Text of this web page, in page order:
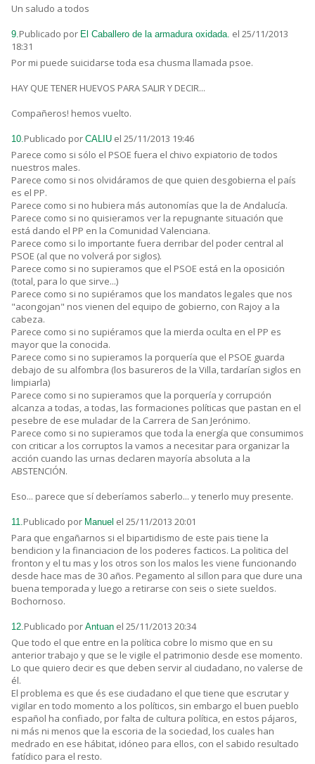
Un saludo a todos
9.Publicado por El Caballero de la armadura oxidada. el 25/11/2013
18:31
Por mi puede suicidarse toda esa chusma llamada psoe.
HAY QUE TENER HUEVOS PARA SALIR Y DECIR...
Compañeros! hemos vuelto.
10.Publicado por CALIU el 25/11/2013 19:46
Parece como si sólo el PSOE fuera el chivo expiatorio de todos
nuestros males.
Parece como si nos olvidáramos de que quien desgobierna el país
es el PP.
Parece como si no hubiera más autonomías que la de Andalucía.
Parece como si no quisieramos ver la repugnante situación que
está dando el PP en la Comunidad Valenciana.
Parece como si lo importante fuera derribar del poder central al
PSOE (al que no volverá por siglos).
Parece como si no supieramos que el PSOE está en la oposición
(total, para lo que sirve...)
Parece como si no supiéramos que los mandatos legales que nos
"acongojan" nos vienen del equipo de gobierno, con Rajoy a la
cabeza.
Parece como si no supiéramos que la mierda oculta en el PP es
mayor que la conocida.
Parece como si no supieramos la porquería que el PSOE guarda
debajo de su alfombra (los basureros de la Villa, tardarían siglos en
limpiarla)
Parece como si no supieramos que la porquería y corrupción
alcanza a todas, a todas, las formaciones políticas que pastan en el
pesebre de ese muladar de la Carrera de San Jerónimo.
Parece como si no supieramos que toda la energía que consumimos
con criticar a los corruptos la vamos a necesitar para organizar la
acción cuando las urnas declaren mayoría absoluta a la
ABSTENCIÓN.
Eso... parece que sí deberíamos saberlo... y tenerlo muy presente.
11.Publicado por Manuel el 25/11/2013 20:01
Para que engañarnos si el bipartidismo de este pais tiene la
bendicion y la financiacion de los poderes facticos. La politica del
fronton y el tu mas y los otros son los malos les viene funcionando
desde hace mas de 30 años. Pegamento al sillon para que dure una
buena temporada y luego a retirarse con seis o siete sueldos.
Bochornoso.
12.Publicado por Antuan el 25/11/2013 20:34
Que todo el que entre en la política cobre lo mismo que en su
anterior trabajo y que se le vigile el patrimonio desde ese momento.
Lo que quiero decir es que deben servir al ciudadano, no valerse de
él.
El problema es que és ese ciudadano el que tiene que escrutar y
vigilar en todo momento a los políticos, sin embargo el buen pueblo
español ha confiado, por falta de cultura política, en estos pájaros,
ni más ni menos que la escoria de la sociedad, los cuales han
medrado en ese hábitat, idóneo para ellos, con el sabido resultado
fatídico para el resto.